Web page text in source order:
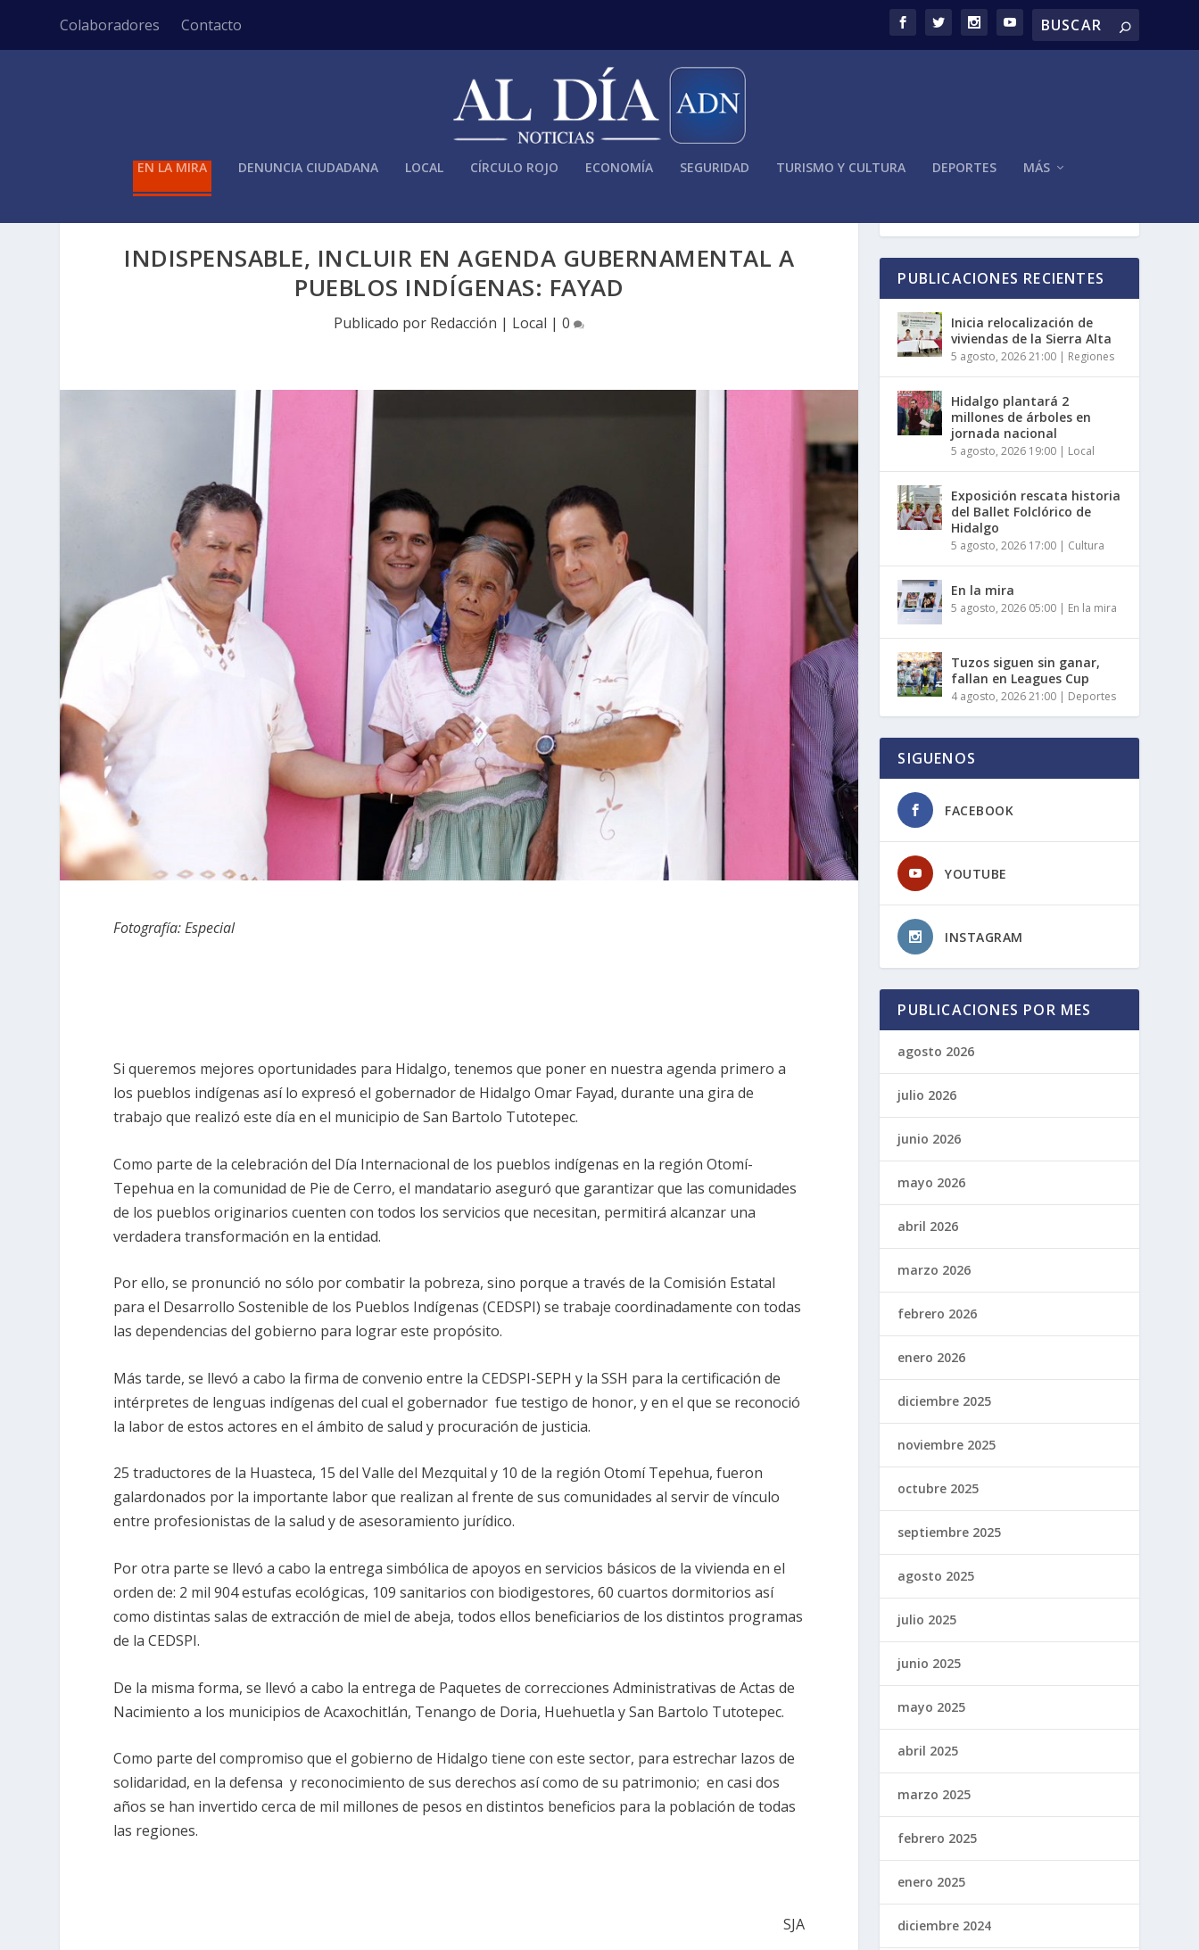
Colaboradores Contacto
EN LA MIRA DENUNCIA CIUDADANA LOCAL CÍRCULO ROJO ECONOMÍA SEGURIDAD TURISMO Y CULTURA DEPORTES MÁS
INDISPENSABLE, INCLUIR EN AGENDA GUBERNAMENTAL A
PUEBLOS INDÍGENAS: FAYAD
Publicado por Redacción | Local |0
Fotografía: Especial
Si queremos mejores oportunidades para Hidalgo, tenemos que poner en nuestra agenda primero a
los pueblos indígenas así lo expresó el gobernador de Hidalgo Omar Fayad, durante una gira de
trabajo que realizó este día en el municipio de San Bartolo Tutotepec.
Como parte de la celebración del Día Internacional de los pueblos indígenas en la región Otomí-
Tepehua en la comunidad de Pie de Cerro, el mandatario aseguró que garantizar que las comunidades
de los pueblos originarios cuenten con todos los servicios que necesitan, permitirá alcanzar una
verdadera transformación en la entidad.
Por ello, se pronunció no sólo por combatir la pobreza, sino porque a través de la Comisión Estatal
para el Desarrollo Sostenible de los Pueblos Indígenas (CEDSPI) se trabaje coordinadamente con todas
las dependencias del gobierno para lograr este propósito.
Más tarde, se llevó a cabo la firma de convenio entre la CEDSPI-SEPH y la SSH para la certificación de
intérpretes de lenguas indígenas del cual el gobernador fue testigo de honor, y en el que se reconoció
la labor de estos actores en el ámbito de salud y procuración de justicia.
25 traductores de la Huasteca, 15 del Valle del Mezquital y 10 de la región Otomí Tepehua, fueron
galardonados por la importante labor que realizan al frente de sus comunidades al servir de vínculo
entre profesionistas de la salud y de asesoramiento jurídico.
Por otra parte se llevó a cabo la entrega simbólica de apoyos en servicios básicos de la vivienda en el
orden de: 2 mil 904 estufas ecológicas, 109 sanitarios con biodigestores, 60 cuartos dormitorios así
como distintas salas de extracción de miel de abeja, todos ellos beneficiarios de los distintos programas
de la CEDSPI.
De la misma forma, se llevó a cabo la entrega de Paquetes de correcciones Administrativas de Actas de
Nacimiento a los municipios de Acaxochitlán, Tenango de Doria, Huehuetla y San Bartolo Tutotepec.
Como parte del compromiso que el gobierno de Hidalgo tiene con este sector, para estrechar lazos de
solidaridad, en la defensa y reconocimiento de sus derechos así como de su patrimonio; en casi dos
años se han invertido cerca de mil millones de pesos en distintos beneficios para la población de todas
las regiones.
SJA
PUBLICACIONES RECIENTES
Inicia relocalización de
viviendas de la Sierra Alta
5 agosto, 2026 21:00 | Regiones
Hidalgo plantará 2
millones de árboles en
jornada nacional
5 agosto, 2026 19:00 | Local
Exposición rescata historia
del Ballet Folclórico de
Hidalgo
5 agosto, 2026 17:00 | Cultura
En la mira
5 agosto, 2026 05:00 | En la mira
Tuzos siguen sin ganar,
fallan en Leagues Cup
4 agosto, 2026 21:00 | Deportes
SIGUENOS
FACEBOOK
YOUTUBE
INSTAGRAM
PUBLICACIONES POR MES
agosto 2026
julio 2026
junio 2026
mayo 2026
abril 2026
marzo 2026
febrero 2026
enero 2026
diciembre 2025
noviembre 2025
octubre 2025
septiembre 2025
agosto 2025
julio 2025
junio 2025
mayo 2025
abril 2025
marzo 2025
febrero 2025
enero 2025
diciembre 2024